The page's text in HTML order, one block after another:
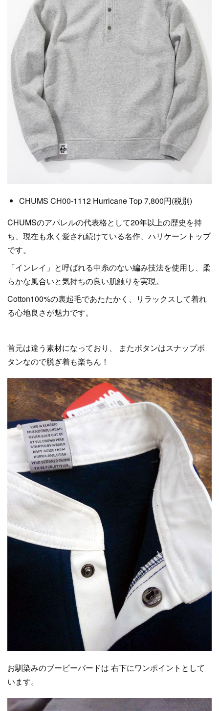
CHUMS CH00-1112 Hurricane Top 7,800円(税別)
CHUMSのアパレルの代表格として20年以上の歴史を持
ち、現在も永く愛され続けている名作、ハリケーントップ
です。
「インレイ」と呼ばれる中糸のない編み技法を使用し、柔
らかな風合いと気持ちの良い肌触りを実現。
Cotton100%の裏起毛であたたかく、リラックスして着れ
る心地良さが魅力です。
首元は違う素材になっており、 またボタンはスナップボ
タンなので脱ぎ着も楽ちん！
お馴染みのブービーバードは 右下にワンポイントとして
います。